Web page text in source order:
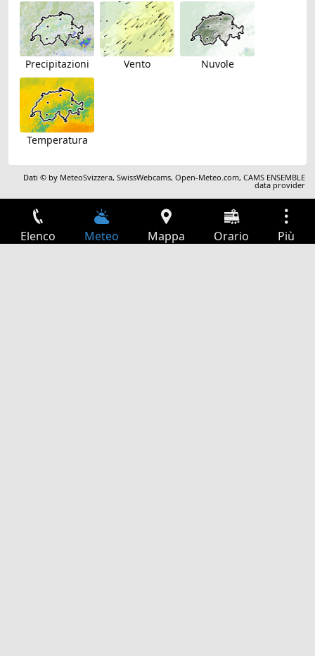
Precipitazioni Vento Nuvole
Temperatura
Dati © by MeteoSvizzera,SwissWebcams,Open-Meteo.com,CAMS ENSEMBLE
data provider
Elenco Meteo Mappa Orario Più